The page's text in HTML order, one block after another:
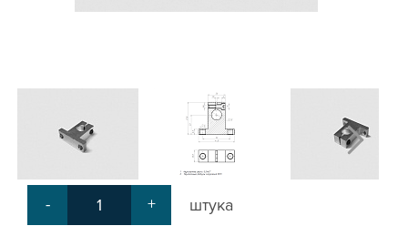
ЦАНГИ И ФРЕЗЫ
АКСЕССУАРЫ ДЛЯ РАБОЧЕГО СТОЛА
АКСЕССУАРЫ ДЛЯ V-ПАЗА
СОЕДИНИТЕЛЬНЫЕ ПЛАСТИНЫ
СУХАРИ ПАЗОВЫЕ
УГЛОВЫЕ СОЕДИНИТЕЛИ
- + штука